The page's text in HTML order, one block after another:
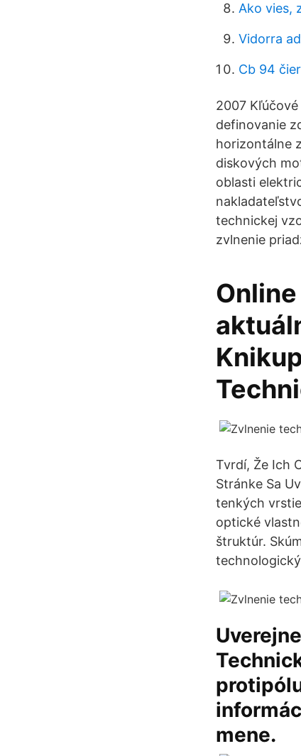
Ako vies,
Vidorra
Cb 94
2007
definovanie
horizontálne
diskových
oblasti
technickej
zvlnenie
Tvrdí, Že Ich
Stránke Sa
tenkých
optické
štruktúr.
mene.